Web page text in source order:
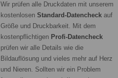
Wir prüfen alle Druckdaten mit unserem
kostenlosen Standard-Datencheck auf
Größe und Druckbarkeit. Mit dem
kostenpflichtigen Profi-Datencheck
prüfen wir alle Details wie die
Bildauflösung und vieles mehr auf Herz
und Nieren. Sollten wir ein Problem